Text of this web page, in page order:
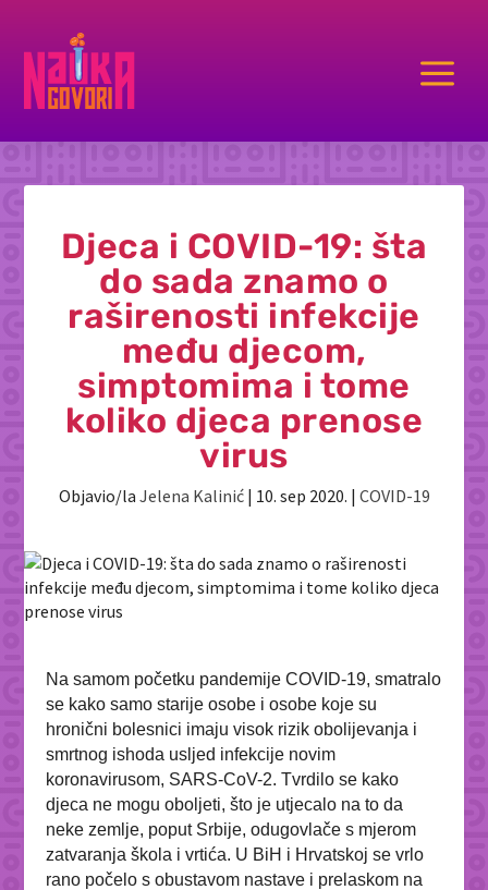
a
Djeca i COVID-19: šta
do sada znamo o
raširenosti infekcije
među djecom,
simptomima i tome
koliko djeca prenose
virus
Objavio/la Jelena Kalinić| 10. sep 2020. | COVID-19
Na samom početku pandemije COVID-19, smatralo
se kako samo starije osobe i osobe koje su
hronični bolesnici imaju visok rizik obolijevanja i
smrtnog ishoda usljed infekcije novim
koronavirusom, SARS-CoV-2. Tvrdilo se kako
djeca ne mogu oboljeti, što je utjecalo na to da
neke zemlje, poput Srbije, odugovlače s mjerom
zatvaranja škola i vrtića. U BiH i Hrvatskoj se vrlo
rano počelo s obustavom nastave i prelaskom na